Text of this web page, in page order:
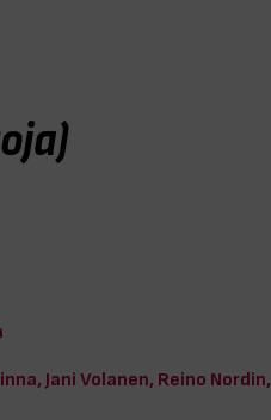
Jani Volanen, Reino Nordin,